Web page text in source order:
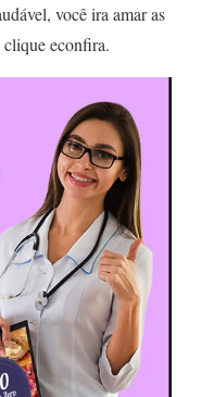
você ira amar as
clique econfira.